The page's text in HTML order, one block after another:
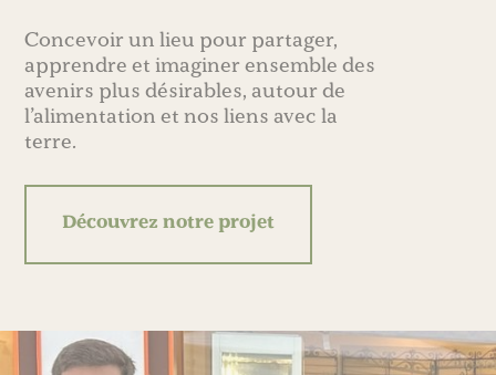
Concevoir un lieu pour partager,
apprendre et imaginer ensemble des
avenirs plus désirables, autour de
l’alimentation et nos liens avec la
terre.
Découvrez notre projet